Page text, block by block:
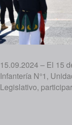
15.09.2024 – El 15
Infantería N°1,
Legislativo,